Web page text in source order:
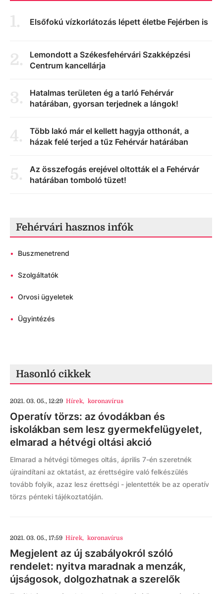
1. Elsőfokú vízkorlátozás lépett életbe Fejérben is
2.
Lemondott a Székesfehérvári Szakképzési
Centrum kancellárja
3.
Hatalmas területen ég a tarló Fehérvár
határában, gyorsan terjednek a lángok!
4.
Több lakó már el kellett hagyja otthonát, a
házak felé terjed a tűz Fehérvár határában
5.
Az összefogás erejével oltották el a Fehérvár
határában tomboló tüzet!
Fehérvári hasznos infók
• Buszmenetrend
• Szolgáltatók
• Orvosi ügyeletek
• Ügyintézés
Hasonló cikkek
2021. 03. 05., 12:29 Hírek, koronavírus
Operatív törzs: az óvodákban és
iskolákban sem lesz gyermekfelügyelet,
elmarad a hétvégi oltási akció
Elmarad a hétvégi tömeges oltás, április 7-én szeretnék
újraindítani az oktatást, az érettségire való felkészülés
tovább folyik, azaz lesz érettségi - jelentették be az operatív
törzs pénteki tájékoztatóján.
2021. 03. 05., 17:59 Hírek, koronavírus
Megjelent az új szabályokról szóló
rendelet: nyitva maradnak a menzák,
újságosok, dolgozhatnak a szerelők